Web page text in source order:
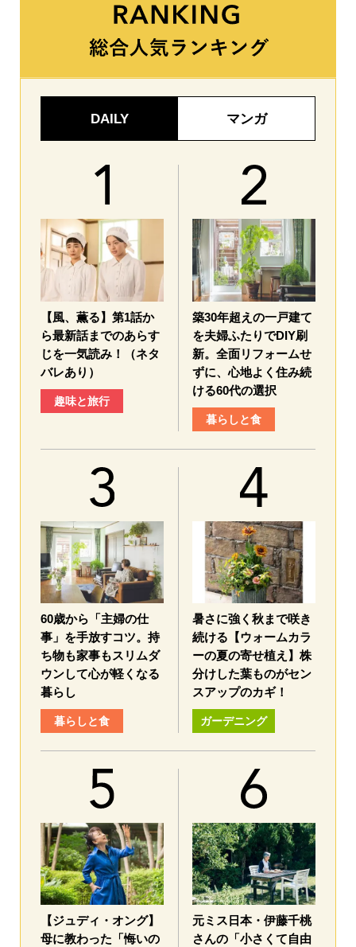
DAILY マンガ
【風、薫る】第1話か
ら最新話までのあらす
じを一気読み！（ネタ
バレあり）
趣味と旅行
築30年超えの一戸建て
を夫婦ふたりでDIY刷
新。全面リフォームせ
ずに、心地よく住み続
ける60代の選択
暮らしと食
60歳から「主婦の仕
事」を手放すコツ。持
ち物も家事もスリムダ
ウンして心が軽くなる
暮らし
暮らしと食
暑さに強く秋まで咲き
続ける【ウォームカラ
ーの夏の寄せ植え】株
分けした葉ものがセン
スアップのカギ！
ガーデニング
【ジュディ・オング】
母に教わった「悔いの
元ミス日本・伊藤千桃
さんの「小さくて自由